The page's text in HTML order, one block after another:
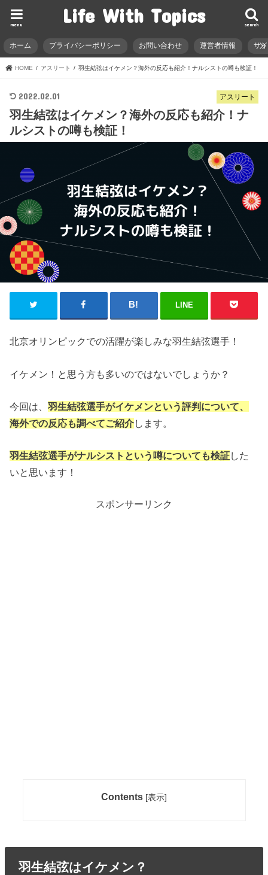
Life With Topics search
menu
ホーム プライバシーポリシー お問い合わせ 運営者情報 サ
HOME アスリート 羽生結弦はイケメン？海外の反応も紹介！ナルシストの噂も検証！
アスリート
2022.02.01
羽生結弦はイケメン？海外の反応も紹介！ナ
ルシストの噂も検証！
LINE
北京オリンピックでの活躍が楽しみな羽生結弦選手！
イケメン！と思う方も多いのではないでしょうか？
今回は、羽生結弦選手がイケメンという評判について、
海外での反応も調べてご紹介します。
羽生結弦選手がナルシストという噂についても検証した
いと思います！
スポンサーリンク
Contents [表示]
羽生結弦はイケメン？